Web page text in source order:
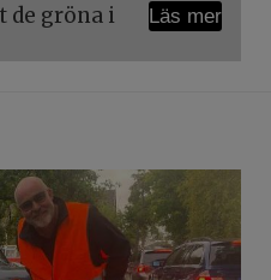
de gröna i
Läs mer